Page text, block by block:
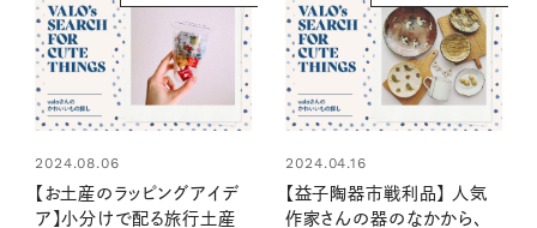
2024.08.06
【お土産のラッピングアイデ
ア】小分けで配る旅行土産
2024.04.16
【益子陶器市戦利品】 人気
作家さんの器のなかから、